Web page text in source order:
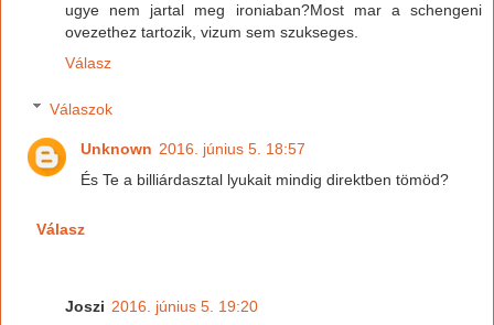
ugye nem jartal meg ironiaban?Most mar a schengeni
ovezethez tartozik, vizum sem szukseges.
Válasz
Válaszok
Unknown 2016. június 5. 18:57
És Te a billiárdasztal lyukait mindig direktben tömöd?
Válasz
Joszi 2016. június 5. 19:20